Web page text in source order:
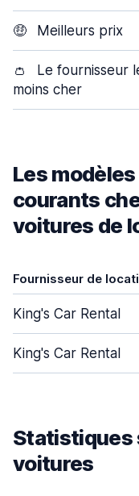
🤑 Meilleurs prix
👛
Le fournisseur
moins cher
Les
courants
voitures de
Fournisseur de
King's Car Rental
King's Car Rental
Statistiques
voitures